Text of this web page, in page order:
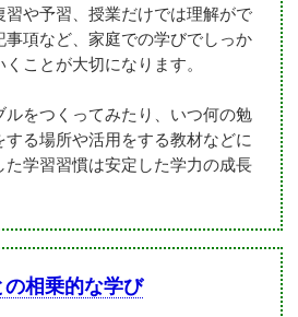
習や予習、授業だけでは理解がで
事項など、家庭での学びでしっか
ことが大切になります。
ルをつくってみたり、いつ何の勉
る場所や活用をする教材などに
た学習習慣は安定した学力の成長
相乗的な学び